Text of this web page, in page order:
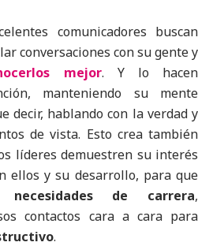
comunicadores buscan
conversaciones con su gente y
mejor. Y lo hacen
manteniendo su mente
decir, hablando con la verdad y
de vista. Esto crea también
líderes demuestren su interés
ellos y su desarrollo, para que
necesidades de carrera,
contactos cara a cara para
.